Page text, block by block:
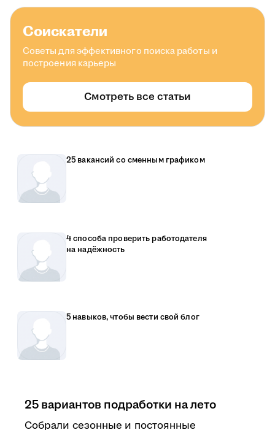
Соискатели
Советы для эффективного поиска работы и
построения карьеры
Смотреть все статьи
25 вакансий со сменным графиком
4 способа проверить работодателя
на надёжность
5 навыков, чтобы вести свой блог
25 вариантов подработки на лето
Собрали сезонные и постоянные